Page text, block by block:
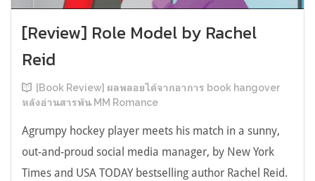
[Review] Role Model by Rachel
Reid
[Book Review] ผลพลอยได้จากอาการ book hangover
หลังอ่านสารพัน MM Romance
Agrumpy hockey player meets his match in a sunny,
out-and-proud social media manager, by New York
Times and USA TODAY bestselling author Rachel Reid.